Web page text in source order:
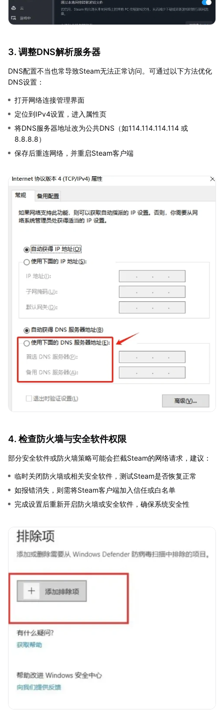
3. 调整DNS解析服务器
DNS配置不当也常导致Steam无法正常访问。可通过以下方法优化
DNS设置：
打开网络连接管理界面
定位到IPv4设置，进入属性页
将DNS服务器地址改为公共DNS（如114.114.114.114 或
8.8.8.8）
保存后重连网络，并重启Steam客户端
4. 检查防火墙与安全软件权限
部分安全软件或防火墙策略可能会拦截Steam的网络请求，建议：
临时关闭防火墙或相关安全软件，测试Steam是否恢复正常
如报错消失，则需将Steam客户端加入信任或白名单
完成设置后重新开启防火墙或安全软件，确保系统安全性